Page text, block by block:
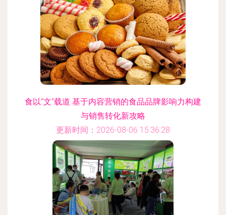
食以“文”载道 基于内容营销的食品品牌影响力构建
与销售转化新攻略
更新时间：2026-08-06 15:36:28